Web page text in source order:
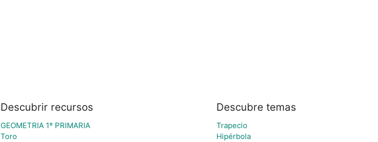
Descubrir recursos
GEOMETRIA 1º PRIMARIA
Toro
Descubre temas
Trapecio
Hipérbola